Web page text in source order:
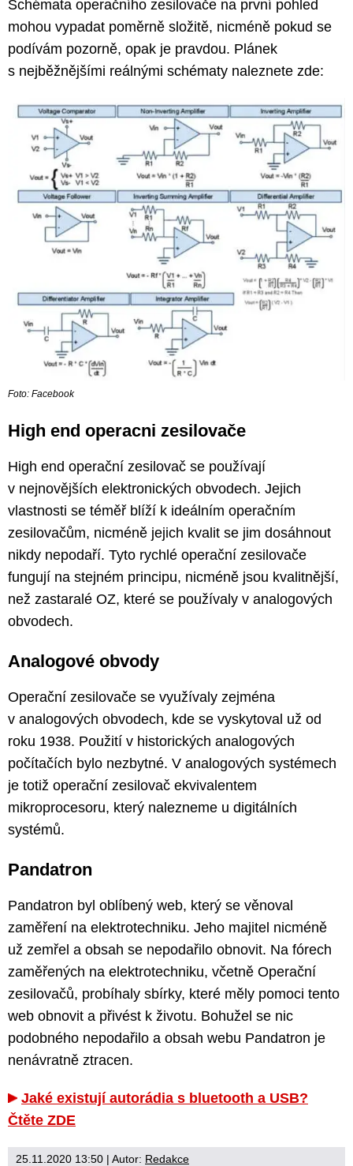
Schémata operačního zesilovače na první pohled
mohou vypadat poměrně složitě, nicméně pokud se
podívám pozorně, opak je pravdou. Plánek
s nejběžnějšími reálnými schématy naleznete zde:
Foto: Facebook
High end operacni zesilovače
High end operační zesilovač se používají
v nejnovějších elektronických obvodech. Jejich
vlastnosti se téměř blíží k ideálním operačním
zesilovačům, nicméně jejich kvalit se jim dosáhnout
nikdy nepodaří. Tyto rychlé operační zesilovače
fungují na stejném principu, nicméně jsou kvalitnější,
než zastaralé OZ, které se používaly v analogových
obvodech.
Analogové obvody
Operační zesilovače se využívaly zejména
v analogových obvodech, kde se vyskytoval už od
roku 1938. Použití v historických analogových
počítačích bylo nezbytné. V analogových systémech
je totiž operační zesilovač ekvivalentem
mikroprocesoru, který nalezneme u digitálních
systémů.
Pandatron
Pandatron byl oblíbený web, který se věnoval
zaměření na elektrotechniku. Jeho majitel nicméně
už zemřel a obsah se nepodařilo obnovit. Na fórech
zaměřených na elektrotechniku, včetně Operační
zesilovačů, probíhaly sbírky, které měly pomoci tento
web obnovit a přivést k životu. Bohužel se nic
podobného nepodařilo a obsah webu Pandatron je
nenávratně ztracen.
Jaké existují autorádia s bluetooth a USB?
Čtěte ZDE
25.11.2020 13:50 | Autor: Redakce